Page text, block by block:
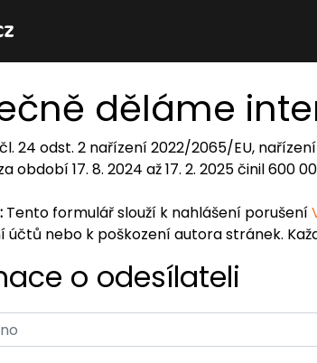
děláme
24 odst. 2 nařízení 2022/2065/EU,
období 17. 8. 2024 až 17. 2. 2025 činil 600
Tento formulář slouží k nahlášení porušení
účtů nebo k poškození autora stránek.
o odesílateli